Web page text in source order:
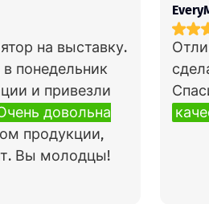
на выставку.
понедельник
и привезли
довольна
продукции,
Вы молодцы!